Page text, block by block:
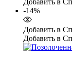
-14%
Добавить в
Добавить в